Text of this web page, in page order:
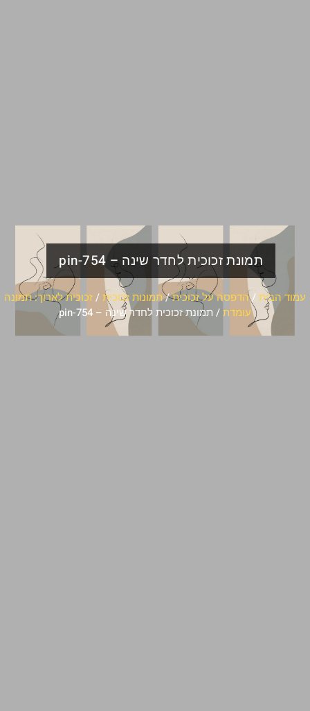
תמונת זכוכית לחדר שינה – pin-754
עמוד הבית /הדפסה על זכוכית/תמונות זכוכית/זכוכית לארוך: תמונה
עומדת/ תמונת זכוכית לחדר שינה – pin-754